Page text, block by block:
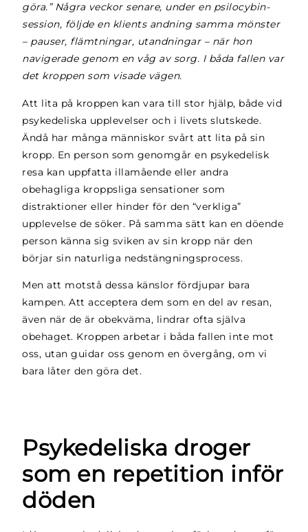
göra.” Några veckor senare, under en psilocybin-
session, följde en klients andning samma mönster
– pauser, flämtningar, utandningar – när hon
navigerade genom en våg av sorg. I båda fallen var
det kroppen som visade vägen.
Att lita på kroppen kan vara till stor hjälp, både vid
psykedeliska upplevelser och i livets slutskede.
Ändå har många människor svårt att lita på sin
kropp. En person som genomgår en psykedelisk
resa kan uppfatta illamående eller andra
obehagliga kroppsliga sensationer som
distraktioner eller hinder för den “verkliga”
upplevelse de söker. På samma sätt kan en döende
person känna sig sviken av sin kropp när den
börjar sin naturliga nedstängningsprocess.
Men att motstå dessa känslor fördjupar bara
kampen. Att acceptera dem som en del av resan,
även när de är obekväma, lindrar ofta själva
obehaget. Kroppen arbetar i båda fallen inte mot
oss, utan guidar oss genom en övergång, om vi
bara låter den göra det.
Psykedeliska droger
som en repetition inför
döden